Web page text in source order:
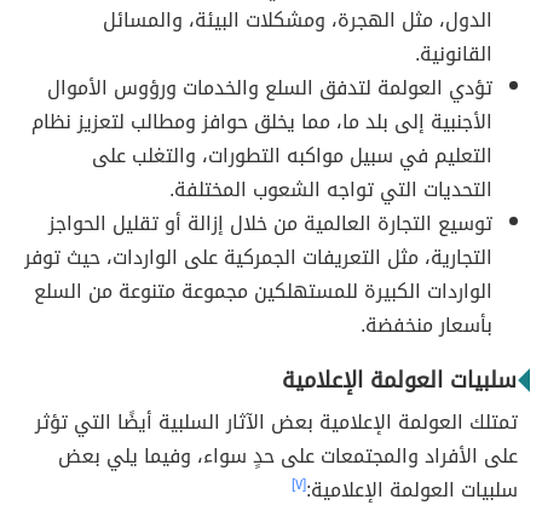
الدول، مثل الهجرة، ومشكلات البيئة، والمسائل
القانونية.
تؤدي العولمة لتدفق السلع والخدمات ورؤوس الأموال
الأجنبية إلى بلد ما، مما يخلق حوافز ومطالب لتعزيز نظام
التعليم في سبيل مواكبه التطورات، والتغلب على
التحديات التي تواجه الشعوب المختلفة.
توسيع التجارة العالمية من خلال إزالة أو تقليل الحواجز
التجارية، مثل التعريفات الجمركية على الواردات، حيث توفر
الواردات الكبيرة للمستهلكين مجموعة متنوعة من السلع
بأسعار منخفضة.
سلبيات العولمة الإعلامية
تمتلك العولمة الإعلامية بعض الآثار السلبية أيضًا التي تؤثر
على الأفراد والمجتمعات على حدٍ سواء، وفيما يلي بعض
سلبيات العولمة الإعلامية:[٧]